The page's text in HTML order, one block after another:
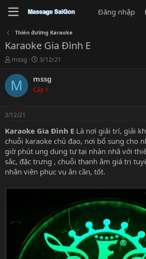
Đăng nhập
Thiên đường Karaoke
Karaoke Gia Đình E
T
r
e
a
s
t
a
t
e
r
mssg
N
à
y
g
3/12/21
M mssg
Cấp 1
3/12/21
Karaoke Gia Đình E Là nơi giải trí, giải
chuỗi karaoke chủ đạo, nơi bổ sung cho
giờ phút ung dung tự tại nhàn nhã với
sắc, đặc trưng , chuỗi thanh âm giá trị
nhân viên phục vụ ân cần, tốt.